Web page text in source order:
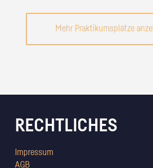
Mehr Praktikumsplätze
RECHTLICHES
Impressum
AGB